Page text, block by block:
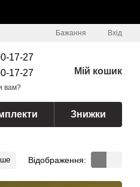
Бажання Вхід
17-27
17-27
вам?
Мій кошик
Знижки
Відображення: